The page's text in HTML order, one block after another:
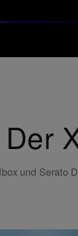
und Serato